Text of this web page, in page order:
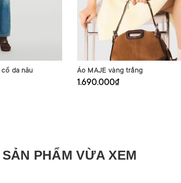
da nâu Áo MAJE vàng trắng
1.690.000₫
SẢN PHẨM VỪA XEM